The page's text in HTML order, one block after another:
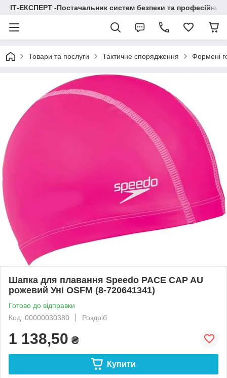
ІТ-ЕКСПЕРТ -Постачальник систем безпеки та професійних
Товари та послуги Тактичне спорядження Формені
Шапка для плавання Speedo PACE CAP AU
рожевий Уні OSFM (8-720641341)
Готово до відправки
Код: 00000030380
Роздріб
1 138,50 ₴
Купити